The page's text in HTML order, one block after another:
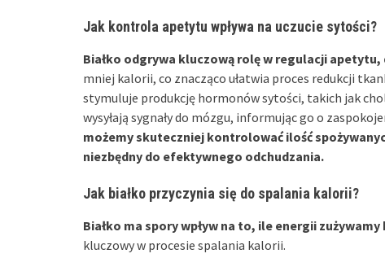
Jak kontrola apetytu wpływa na uczucie sytości?
Białko odgrywa kluczową rolę w regulacji apetytu,
mniej kalorii, co znacząco ułatwia proces redukcji
stymuluje produkcję hormonów sytości, takich jak
wysyłają sygnały do mózgu, informując go o
możemy skuteczniej kontrolować ilość
niezbędny do efektywnego odchudzania.
Jak białko przyczynia się do spalania kalorii?
Białko ma spory wpływ na to, ile energii
kluczowy w procesie spalania kalorii.